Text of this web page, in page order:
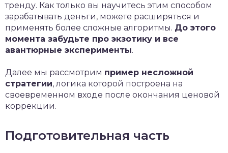
тренду. Как только вы научитесь этим способом
зарабатывать деньги, можете расширяться и
применять более сложные алгоритмы. До этого
момента забудьте про экзотику и все
авантюрные эксперименты.
Далее мы рассмотрим пример несложной
стратегии, логика которой построена на
своевременном входе после окончания ценовой
коррекции.
Подготовительная часть